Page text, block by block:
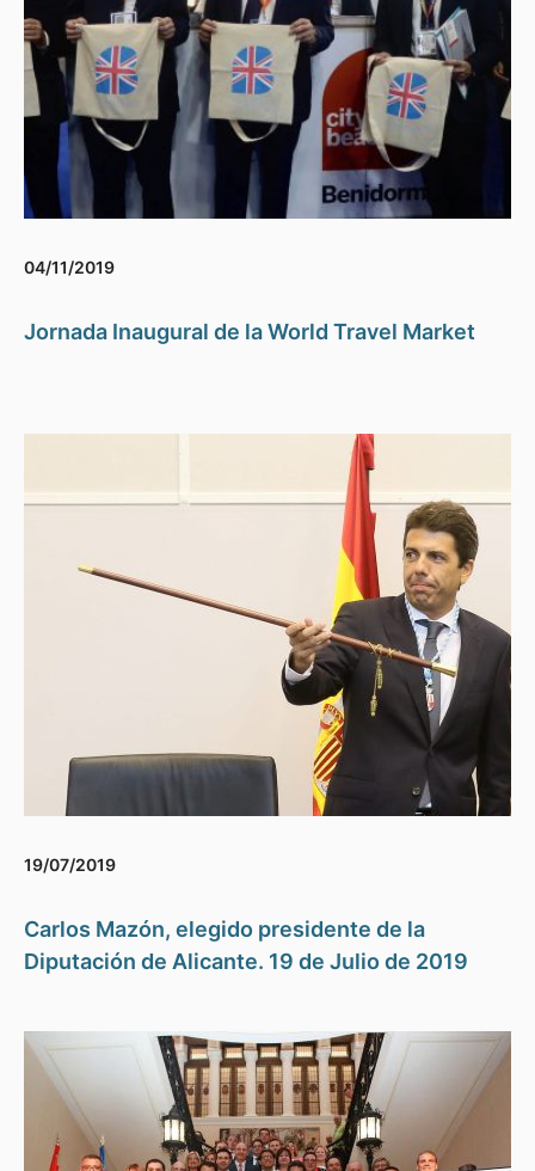
04/11/2019
Jornada Inaugural de la World Travel Market
19/07/2019
Carlos Mazón, elegido presidente de la
Diputación de Alicante. 19 de Julio de 2019